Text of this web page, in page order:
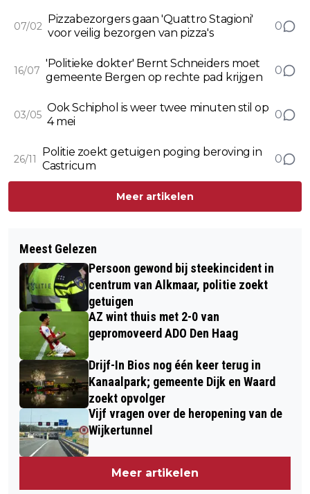
07/02
Pizzabezorgers gaan 'Quattro Stagioni'
voor veilig bezorgen van pizza's
0
16/07
'Politieke dokter' Bernt Schneiders moet
gemeente Bergen op rechte pad krijgen
0
03/05
Ook Schiphol is weer twee minuten stil op
4 mei
0
26/11
Politie zoekt getuigen poging beroving in
Castricum
0
Meer artikelen
Meest Gelezen
Persoon gewond bij steekincident in
centrum van Alkmaar, politie zoekt
getuigen
AZ wint thuis met 2-0 van
gepromoveerd ADO Den Haag
Drijf-In Bios nog één keer terug in
Kanaalpark; gemeente Dijk en Waard
zoekt opvolger
Vijf vragen over de heropening van de
Wijkertunnel
Meer artikelen